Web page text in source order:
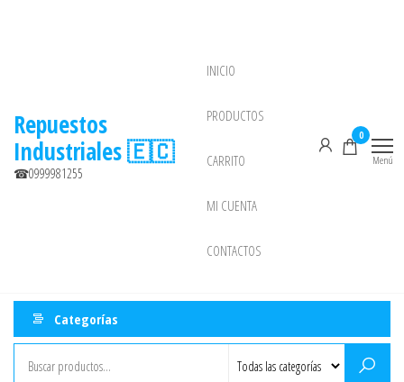
Repuestos
Industriales 🇪🇨
☎0999981255
INICIO
PRODUCTOS
CARRITO
MI CUENTA
CONTACTOS
0
Menú
Categorías